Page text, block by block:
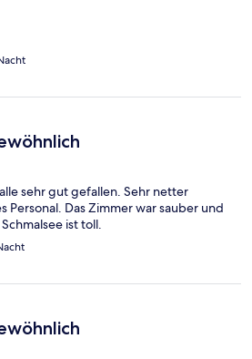
sehr gut gefallen. Sehr netter
Personal. Das Zimmer war sauber und
ist toll.